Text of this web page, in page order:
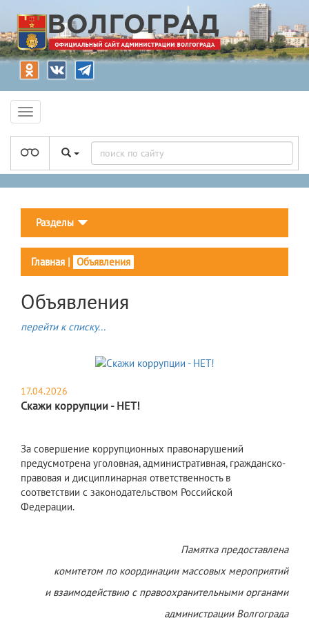
Разделы
Главная | Объявления
Объявления
перейти к списку...
17.04.2026
Скажи коррупции - НЕТ!
За совершение коррупционных правонарушений
предусмотрена уголовная, административная, гражданско-
правовая и дисциплинарная ответственность в
соответствии с законодательством Российской
Федерации.
Памятка предоставлена
комитетом по координации массовых мероприятий
и взаимодействию с правоохранительными органами
администрации Волгограда